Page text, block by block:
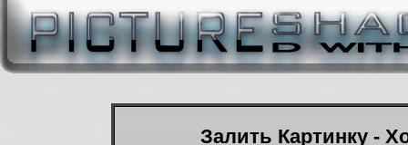
Залить Картинку -